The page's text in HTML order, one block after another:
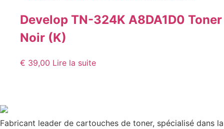
Develop TN-324K A8DA1D0 Toner
Noir (K)
€ 39,00 Lire la suite
Fabricant leader de cartouches de toner, spécialisé dans la